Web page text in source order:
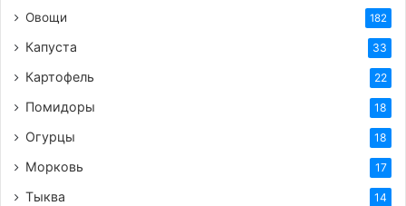
мяса много, жарьте партиями, чтобы оно
именно жарилось, а не тушилось). Обжарьте
мясо со всех сторон до золотистой корочки.
Это займет примерно 5-7 минут. Готовое мясо
переложите в отдельную миску.
Пассированный лук:
жарилось мясо (при необходимости добавьте
немного масла), выложите нарезанный лук.
Овощи 182
Капуста 33
Картофель 22
Помидоры 18
Огурцы 18
Морковь 17
Тыква 14